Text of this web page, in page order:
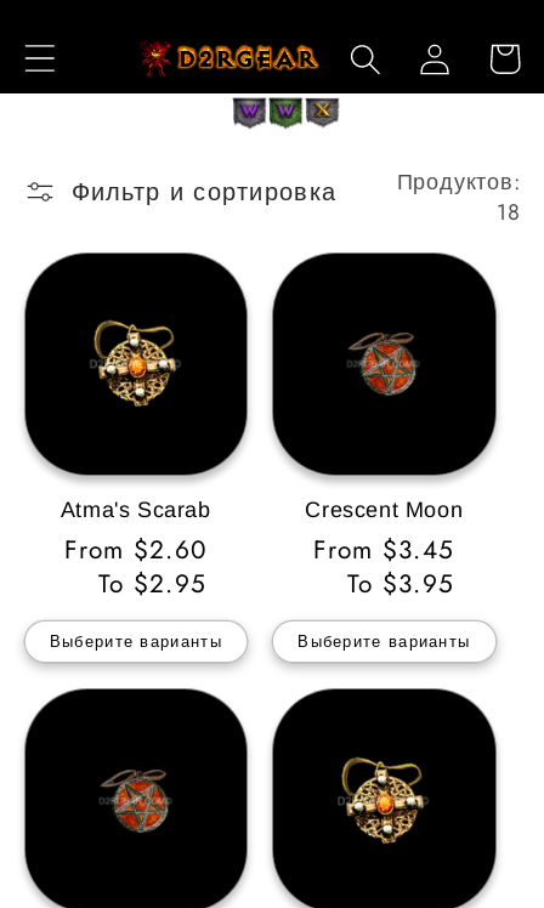
контенту Войти
Фильтр и сортировка
Продуктов:
18
Atma's Scarab
Обычная
цена
From $2.60
To $2.95
Выберите варианты
Crescent Moon
Обычная
цена
From $3.45
To $3.95
Выберите варианты